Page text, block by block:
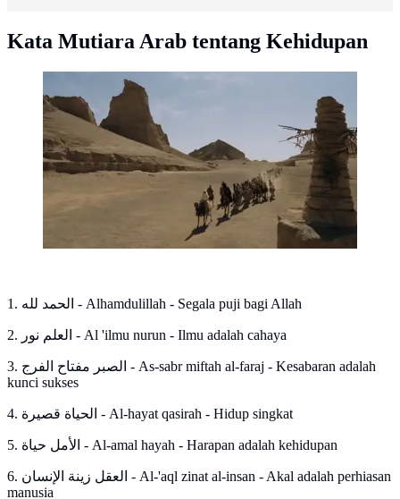
Kata Mutiara Arab tentang Kehidupan
Ilustrasi - Kafilah pada masa Arab zaman Jahiliyah.
(Foto: Tangkapan layar film The Message)
1. الحمد لله - Alhamdulillah - Segala puji bagi Allah
2. العلم نور - Al 'ilmu nurun - Ilmu adalah cahaya
3. الصبر مفتاح الفرج - As-sabr miftah al-faraj - Kesabaran adalah
kunci sukses
4. الحياة قصيرة - Al-hayat qasirah - Hidup singkat
5. الأمل حياة - Al-amal hayah - Harapan adalah kehidupan
6. العقل زينة الإنسان - Al-'aql zinat al-insan - Akal adalah perhiasan
manusia